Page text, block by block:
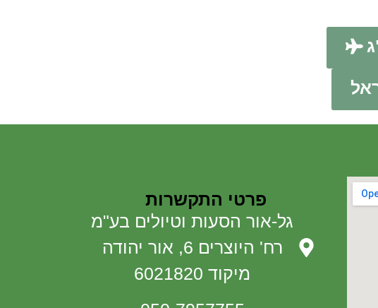
פרטי התקשרות
גל-אור הסעות וטיולים בע"מ
רח' היוצרים 6, אור יהודה
מיקוד 6021820